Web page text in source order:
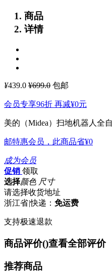
商品
详情
¥439.0 ¥699.0 包邮
会员专享96折 再减¥0元
美的（Midea）扫地机器人全
邮特惠会员，此商品省¥0
成为会员
促销 领取
选择颜色 尺寸
请选择收货地址
浙江省|快递： 免运费
支持极速退款
商品评价()查看全部评价
推荐商品